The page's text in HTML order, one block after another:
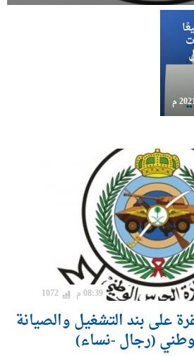
08:39 م 1072
على بند التشغيل والصيانة
(رجال -نساء)